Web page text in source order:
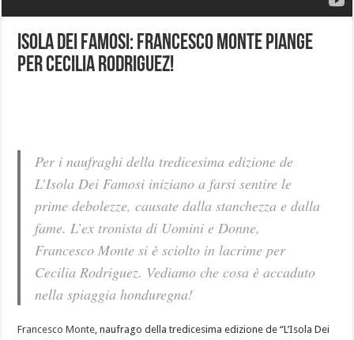
Isola Dei Famosi: Francesco Monte piange
per Cecilia Rodriguez!
Per i naufraghi della tredicesima edizione de
L’Isola Dei Famosi iniziano a farsi sentire le
prime debolezze, causate dalla stanchezza e dalla
fame. L’ex tronista di Uomini e Donne,
Francesco Monte si è sciolto in lacrime per
Cecilia Rodriguez. Vediamo che cosa è accaduto
nella spiaggia honduregna!
Francesco Monte, naufrago della tredicesima edizione de “L’Isola Dei